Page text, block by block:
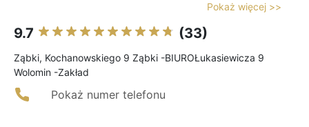
Pokaż więcej >>
9.7 (33)
Ząbki, Kochanowskiego 9 Ząbki -BIUROŁukasiewicza 9
Wolomin -Zakład
Pokaż numer telefonu